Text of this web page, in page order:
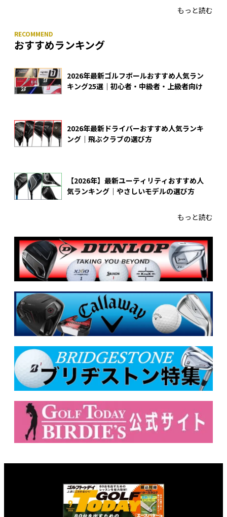
もっと読む
おすすめランキング
2026年最新ゴルフボールおすすめ人気ラン
キング25選｜初心者・中級者・上級者向け
2026年最新ドライバーおすすめ人気ランキ
ング｜飛ぶクラブの選び方
【2026年】最新ユーティリティおすすめ人
気ランキング｜やさしいモデルの選び方
もっと読む